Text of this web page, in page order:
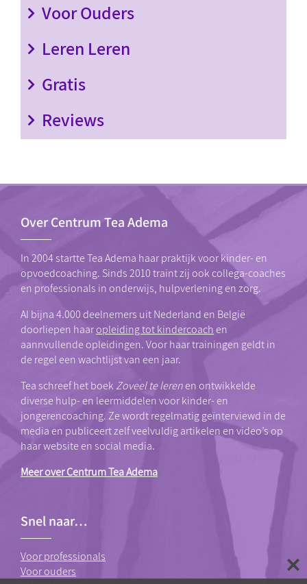
Voor Ouders
Leren Leren
Gratis
Reviews
Over Centrum Tea Adema
In 2004 startte Tea Adema haar praktijk voor kinder- en
opvoedcoaching. Sinds 2010 traint zij ook collega-coaches
en professionals in onderwijs, hulpverlening en zorg.
Al bijna 4.000 deelnemers uit Nederland en België
doorliepen haaropleiding tot kindercoachen
aannvullende opleidingen. Voor haar trainingen geldt in
de regel een wachtlijst van een jaar.
Tea schreef het boek Zoveel te lerenen ontwikkelde
diverse hulp- en leermiddelen voor kinder- en
jongerencoaching. Ze wordt regelmatig geïnterviewd in de
media en publiceert zelf veelvuldig artikelen en video’s op
haar website en social media.
Meer over Centrum Tea Adema
Snel naar…
Voor professionals
Voor ouders